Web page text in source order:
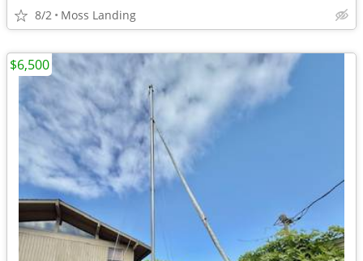
8/2 Moss Landing
$6,500